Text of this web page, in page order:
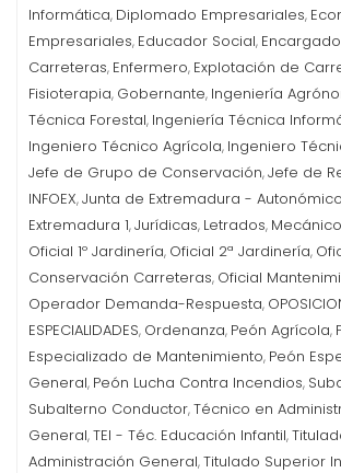
Informática, Diplomado Empresariales,
Empresariales, Educador Social,
Carreteras, Enfermero, Explotación de
Fisioterapia, Gobernante, Ingeniería
Técnica Forestal, Ingeniería Técnica
Ingeniero Técnico Agrícola, Ingeniero
Jefe de Grupo de Conservación,Jefe de
INFOEX,Junta de Extremadura -
Extremadura 1,Jurídicas, Letrados,
Oficial 1º Jardinería, Oficial 2ª Jardinería,
Conservación Carreteras, Oficial
Operador Demanda-Respuesta,
ESPECIALIDADES, Ordenanza, Peón Agrícola,
Especializado de Mantenimiento, Peón
General, Peón Lucha Contra Incendios,
Subalterno Conductor,Técnico en
General,TEI - Téc. Educación Infantil,
Administración General,Titulado Superior